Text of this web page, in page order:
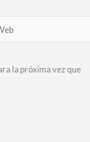
la próxima vez que